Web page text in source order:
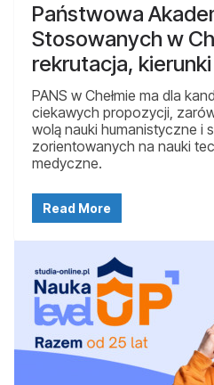
Państwowa
Stosowanych w
rekrutacja,
PANS w Chełmie ma dla
ciekawych propozycji,
wolą nauki humanistyczne i
zorientowanych na nauki
medyczne.
Read More